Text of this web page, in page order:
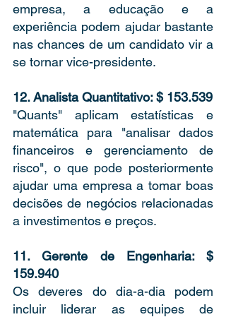
empresa, a educação e a
experiência podem ajudar bastante
nas chances de um candidato vir a
se tornar vice-presidente.
"Quants" aplicam estatísticas e
matemática para "analisar dados
financeiros e gerenciamento de
risco", o que pode posteriormente
ajudar uma empresa a tomar boas
decisões de negócios relacionadas
a investimentos e preços.
11. Gerente de Engenharia: $
159.940
Os deveres do dia-a-dia podem
incluir liderar as equipes de